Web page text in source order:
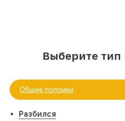
Выберите
Общие поломки
Разбился